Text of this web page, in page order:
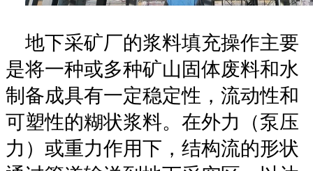
地下采矿厂的浆料填充操作主要
是将一种或多种矿山固体废料和水
制备成具有一定稳定性，流动性和
可塑性的糊状浆料。在外力（泵压
力）或重力作用下，结构流的形状